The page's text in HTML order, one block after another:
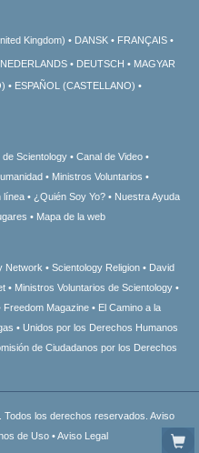
Kingdom) DANSK FRANÇAIS
NEDERLANDS DEUTSCH
MAGYAR
ESPAÑOL (CASTELLANO)
Scientology
Canal de Video
Ministros Voluntarios
línea ¿Quién Soy Yo?
Nuestra Ayuda
Mapa de la web
Network Scientology Religion
David
Ministros Voluntarios de Scientology
Freedom Magazine
El Camino a la
Unidos por los Derechos Humanos
de Ciudadanos por los Derechos
Todos los derechos reservados. Aviso
de Uso •Aviso Legal